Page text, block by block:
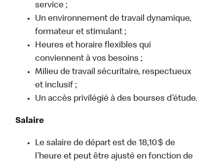
service ;
Un environnement de travail dynamique,
formateur et stimulant ;
Heures et horaire flexibles qui
conviennent à vos besoins ;
Milieu de travail sécuritaire, respectueux
et inclusif ;
Un accès privilégié à des bourses d’étude.
Salaire
Le salaire de départ est de 18,10 $ de
l’heure et peut être ajusté en fonction de